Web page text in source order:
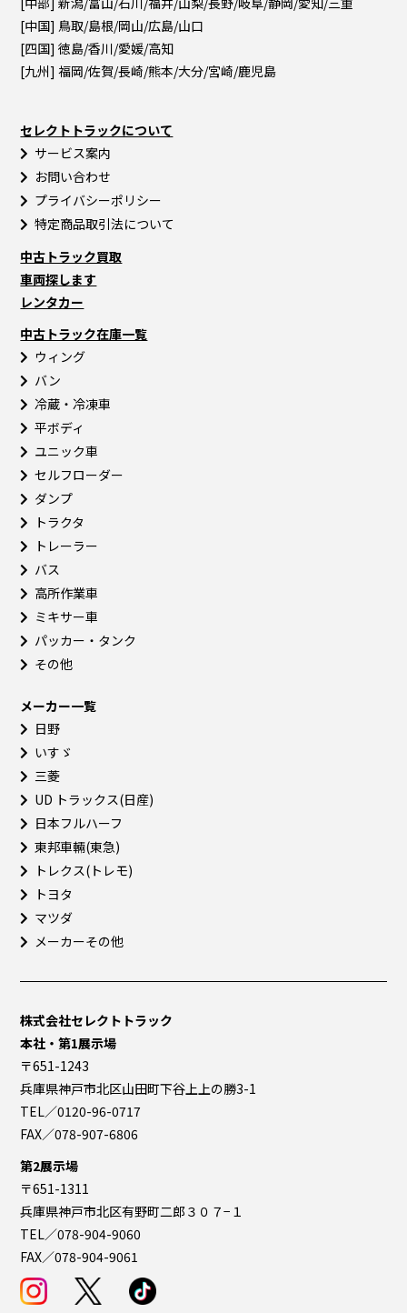
[中国] 鳥取/島根/岡山/広島/山口
[四国] 徳島/香川/愛媛/高知
[九州] 福岡/佐賀/長崎/熊本/大分/宮崎/鹿児島
セレクトトラックについて
サービス案内
お問い合わせ
プライバシーポリシー
特定商品取引法について
中古トラック買取
車両探します
レンタカー
中古トラック在庫一覧
ウィング
バン
冷蔵・冷凍車
平ボディ
ユニック車
セルフローダー
ダンプ
トラクタ
トレーラー
バス
高所作業車
ミキサー車
パッカー・タンク
その他
メーカー一覧
日野
いすゞ
三菱
UD トラックス(日産)
日本フルハーフ
東邦車輛(東急)
トレクス(トレモ)
トヨタ
マツダ
メーカーその他
株式会社セレクトトラック
本社・第1展示場
〒651-1243
兵庫県神戸市北区山田町下谷上上の勝3-1
TEL／0120-96-0717
FAX／078-907-6806
第2展示場
〒651-1311
兵庫県神戸市北区有野町二郎３０７−１
TEL／078-904-9060
FAX／078-904-9061